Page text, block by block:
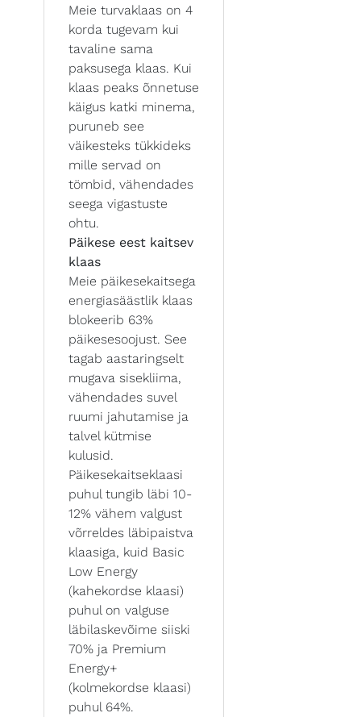
Meie turvaklaas on 4
korda tugevam kui
tavaline sama
paksusega klaas. Kui
klaas peaks õnnetuse
käigus katki minema,
puruneb see
väikesteks tükkideks
mille servad on
tömbid, vähendades
seega vigastuste
ohtu.
Päikese eest kaitsev
klaas
Meie päikesekaitsega
energiasäästlik klaas
blokeerib 63%
päikesesoojust. See
tagab aastaringselt
mugava sisekliima,
vähendades suvel
ruumi jahutamise ja
talvel kütmise
kulusid.
Päikesekaitseklaasi
puhul tungib läbi 10-
12% vähem valgust
võrreldes läbipaistva
klaasiga, kuid Basic
Low Energy
(kahekordse klaasi)
puhul on valguse
läbilaskevõime siiski
70% ja Premium
Energy+
(kolmekordse klaasi)
puhul 64%.